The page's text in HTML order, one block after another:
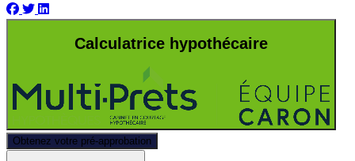
Calculatrice hypothécaire
Obtenez votre pré-approbation